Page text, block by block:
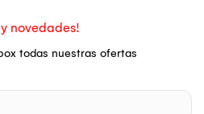
novedades!
todas nuestras ofertas